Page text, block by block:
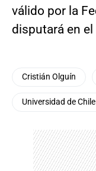
válido por la
disputará en el
Cristián Olguín
Universidad de Chile